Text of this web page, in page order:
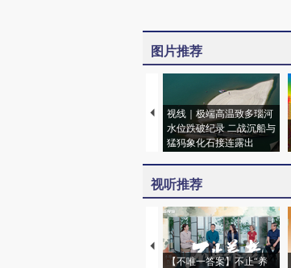
图片推荐
视线｜极端高温致多瑙河
水位跌破纪录 二战沉船与
猛犸象化石接连露出
视听推荐
【不唯一答案】不止“养